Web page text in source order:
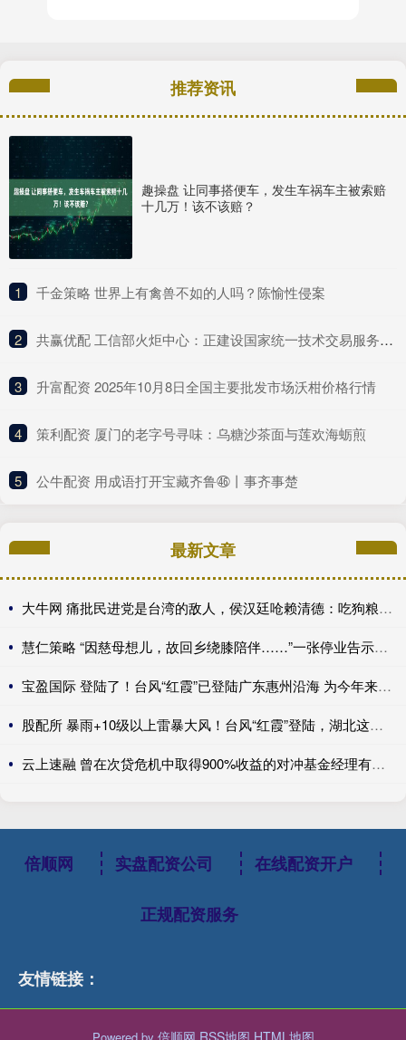
推荐资讯
趣操盘 让同事搭便车，发生车祸车主被索赔
十几万！该不该赔？
1 ​千金策略 世界上有禽兽不如的人吗？陈愉性侵案
2 ​共赢优配 工信部火炬中心：正建设国家统一技术交易服务平台 推动建设全国一体化技术市场
3 ​升富配资 2025年10月8日全国主要批发市场沃柑价格行情
4 ​策利配资 厦门的老字号寻味：乌糖沙茶面与莲欢海蛎煎
5 ​公牛配资 用成语打开宝藏齐鲁㊻丨事齐事楚
最新文章
大牛网 痛批民进党是台湾的敌人，侯汉廷呛赖清德：吃狗粮比关心食安还快
慧仁策略 “因慈母想儿，故回乡绕膝陪伴……”一张停业告示，为何全网点赞？
宝盈国际 登陆了！台风“红霞”已登陆广东惠州沿海 为今年来登陆我国最强台风
股配所 暴雨+10级以上雷暴大风！台风“红霞”登陆，湖北这些地方是暴雨中心
云上速融 曾在次贷危机中取得900%收益的对冲基金经理有了新的做空目标
倍顺网 实盘配资公司 在线配资开户
正规配资服务
友情链接：
倍顺网 RSS地图 HTML地图